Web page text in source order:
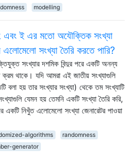
modelling
ই এর মতো অযৌক্তিক সংখ্যা
এলোমেলো সংখ্যা তৈরি করতে পারি?
সংখ্যার দশমিক বিন্দুর পরে একটি অনন্য
ক্রম থাকে। যদি আমরা এই জাতীয় সংখ্যাগুলি
বলা হয় তার সংখ্যার সংখ্যা) থেকে তম সংখ্যাটি
যেমন হয় তেমনি একটি সংখ্যা তৈরি করি,
একটি নিখুঁত এলোমেলো সংখ্যা জেনারেটর পাওয়া
algorithms
randomness
generator